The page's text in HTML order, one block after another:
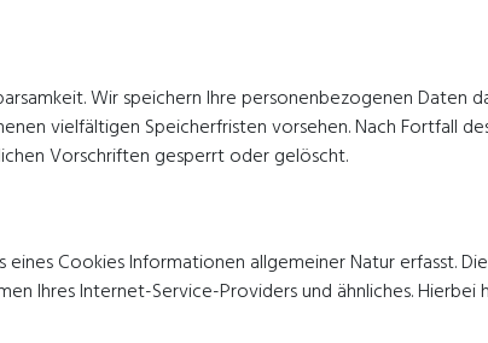
Wir speichern Ihre personenbezogenen Daten
vielfältigen Speicherfristen vorsehen. Nach Fortfall
Vorschriften gesperrt oder gelöscht.
Cookies Informationen allgemeiner Natur erfasst.
Ihres Internet-Service-Providers und ähnliches.